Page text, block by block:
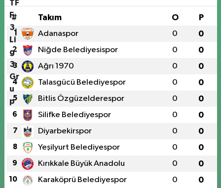
# Takım O P
1 Adanaspor 0 0
2 Niğde Belediyesispor 0 0
3 Ağrı 1970 0 0
4 Talasgücü Belediyespor 0 0
5 Bitlis Özgüzelderespor 0 0
6 Silifke Belediyespor 0 0
7 Diyarbekirspor 0 0
8 Yeşilyurt Belediyespor 0 0
9 Kırıkkale Büyük Anadolu 0 0
10 Karaköprü Belediyespor 0 0